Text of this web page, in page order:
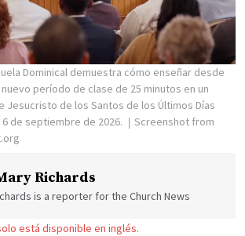
Dominical demuestra cómo enseñar desde
período de clase de 25 minutos en un
Jesucristo de los Santos de los Últimos Días
de septiembre de 2026.
Screenshot from
Richards
is a reporter for the Church News
está disponible en inglés.